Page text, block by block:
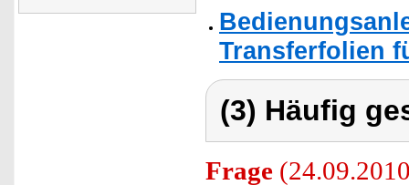
Transferfolien
(3) Häufig
Frage